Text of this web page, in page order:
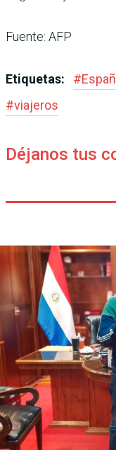
Fuente: AFP
Etiquetas: #
#viajeros
Déjanos tus